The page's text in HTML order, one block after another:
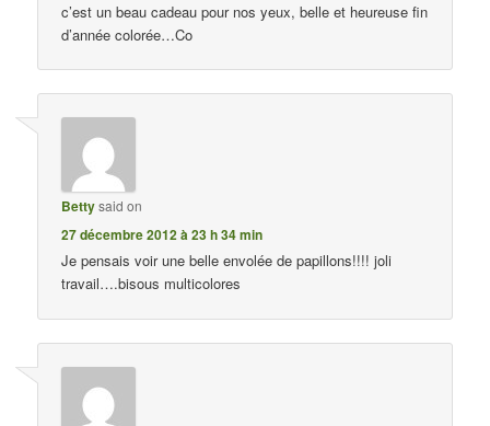
c’est un beau cadeau pour nos yeux, belle et heureuse fin
d’année colorée…Co
Bettysaid on
27 décembre 2012 à 23 h 34 min
Je pensais voir une belle envolée de papillons!!!! joli
travail….bisous multicolores